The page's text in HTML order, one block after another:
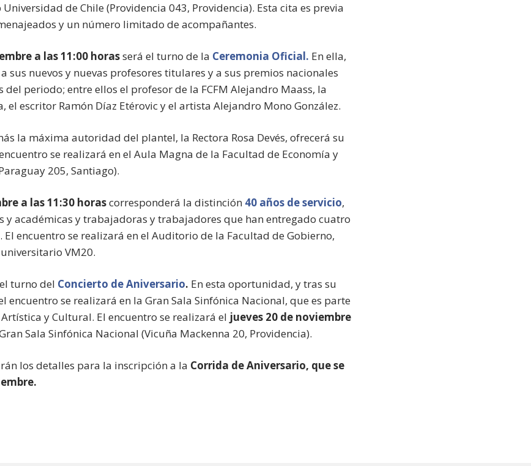
de Chile (Providencia 043, Providencia). Esta cita es previa
y un número limitado de acompañantes.
a las 11:00 horasserá el turno de la Ceremonia Oficial. En ella,
sus nuevos y nuevas profesores titulares y a sus premios nacionales
del periodo; entre ellos el profesor de la FCFM Alejandro Maass, la
el escritor Ramón Díaz Etérovic y el artista Alejandro Mono González.
la máxima autoridad del plantel, la Rectora Rosa Devés, ofrecerá su
se realizará en el Aula Magna de la Facultad de Economía y
205, Santiago).
a las 11:30 horascorresponderá la distinción 40 años de servicio,
y académicas y trabajadoras y trabajadores que han entregado cuatro
encuentro se realizará en el Auditorio de la Facultad de Gobierno,
VM20.
turno del Concierto de Aniversario. En esta oportunidad, y tras su
encuentro se realizará en la Gran Sala Sinfónica Nacional, que es parte
y Cultural. El encuentro se realizará el jueves 20 de noviembre
Sala Sinfónica Nacional (Vicuña Mackenna 20, Providencia).
los detalles para la inscripción a la Corrida de Aniversario, que se